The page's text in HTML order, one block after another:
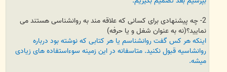
2- چه پیشنهادی برای کسانی که علاقه مند به روانشناسی هستند می
نمایید؟(نه به عنوان شغل و یا حرفه)
اینکه هر کس گفت روانشناسم یا هر کتابی که نوشته بود درباره
روانشاسیه قبول نکنید. متاسفانه در این زمینه سوءاستفاده های زیادی
میشه.